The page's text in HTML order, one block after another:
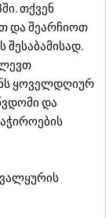
თქვენ
და შეარჩიოთ
შესაბამისად.
ყოველდღიურ
და